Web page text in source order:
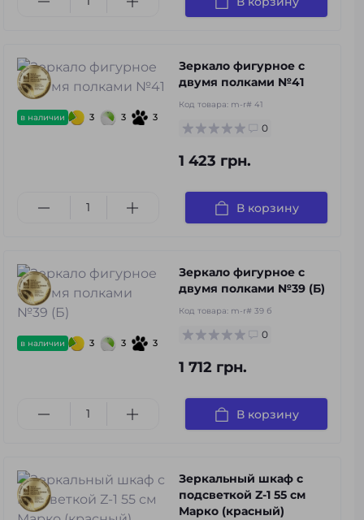
в наличии 3 3 3
Зеркало фигурное с
двумя полками №41
Код товара: m-r# 41
0
1 423 грн.
В корзину
в наличии 3 3 3
Зеркало фигурное с
двумя полками №39 (Б)
Код товара: m-r# 39 б
0
1 712 грн.
В корзину
Зеркальный шкаф с
подсветкой Z-1 55 см
Марко (красный)